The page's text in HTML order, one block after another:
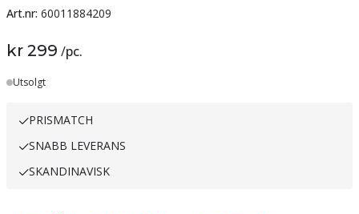
Art.nr: 60011884209
kr 299 /pc.
Lager
Utsolgt
PRISMATCH
SNABB LEVERANS
SKANDINAVISK